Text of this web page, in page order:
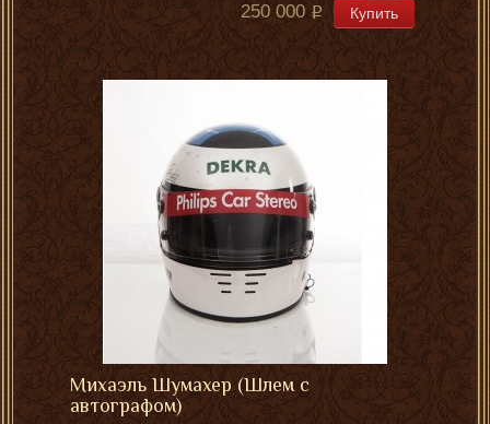
250 000 Купить
Михаэль Шумахер (Шлем с
автографом)